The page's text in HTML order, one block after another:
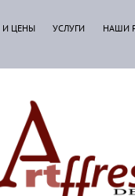
И ЦЕНЫ УСЛУГИ НАШИ